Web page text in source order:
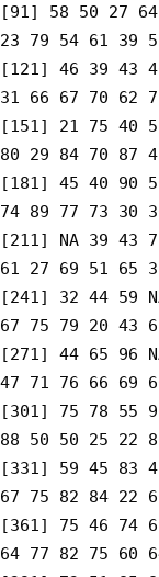
[91] 58 50 27
23 79 54 61 39
[121] 46 39 43
31 66 67 70 62
[151] 21 75 40
80 29 84 70 87
[181] 45 40 90
74 89 77 73 30
[211] NA 39 43
61 27 69 51 65
[241] 32 44 59
67 75 79 20 43
[271] 44 65 96
47 71 76 66 69
[301] 75 78 55
88 50 50 25 22
[331] 59 45 83
67 75 82 84 22
[361] 75 46 74
64 77 82 75 60